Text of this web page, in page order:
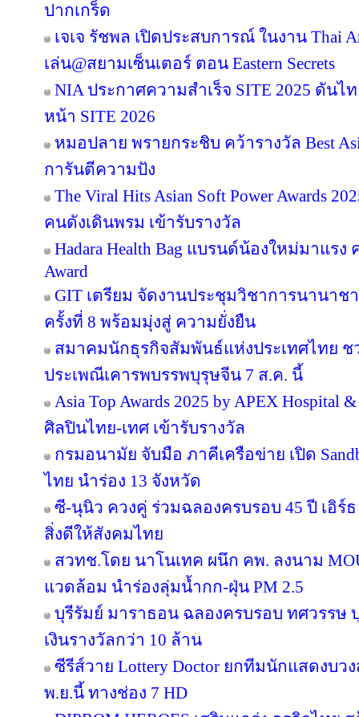
ปากเกร็ด
เจเจ รัชพล เปิดประสบการณ์ ในงาน Thai
เล่น@สยามเซ็นเตอร์ ตอน Eastern Secrets
NIA ประกาศความสำเร็จ SITE 2025 ดัน
หน้า SITE 2026
หมอปลาย พรายกระชิบ คว้ารางวัล Best
การันตีความปัง
The Viral Hits Asian Soft Power Awards
คนดังเดินพรม เข้ารับรางวัล
Hadara Health Bag แบรนด์น้องใหม่มาแรง
Award
GIT เตรียม จัดงานประชุมวิชาการนานา
ครั้งที่ 8 พร้อมมุ่งสู่ ความยั่งยืน
สมาคมนักธุรกิจสัมพันธ์แห่งประเทศไทย
ประเพณีเคารพบรรพบุรุษจีน 7 ส.ค. นี้
Asia Top Awards 2025 by APEX
ศิลปินไทย-เทศ เข้ารับรางวัล
กรมอนามัย จับมือ ภาคีเครือข่าย เปิด
ไทย นำร่อง 13 จังหวัด
ซี-นุนิว ควงคู่ ร่วมฉลองครบรอบ 45 ปี เอิร์
สิ่งดีให้สังคมไทย
สวทช.โดย นาโนเทค ผนึก คพ. ลงนาม
แวดล้อม นำร่องลุ่มน้ำกก-ฝุ่น PM 2.5
บุรีรัมย์ มาราธอน ฉลองครบรอบ ทศวรรษ
เงินรางวัลกว่า 10 ล้าน
ซีรีส์วาย Lottery Doctor ยกทีมนักแสดงบว
พ.ย.นี้ ทางช่อง 7 HD